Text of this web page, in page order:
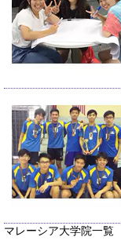
マレーシア大学院一覧